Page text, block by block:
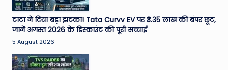
rl
d
टाटा ने दिया बड़ा झटका! Tata Curvv EV पर ₹3.35 लाख की बंपर छूट,
जानें अगस्त 2026 के डिस्काउंट की पूरी सच्चाई
5 August 2026